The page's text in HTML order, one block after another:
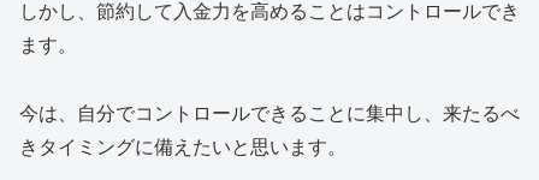
しかし、節約して入金力を高めることはコントロールでき
ます。
今は、自分でコントロールできることに集中し、来たるべ
きタイミングに備えたいと思います。